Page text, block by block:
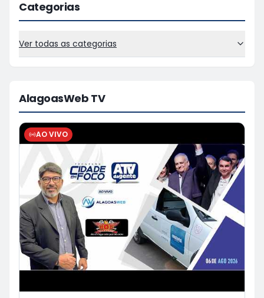
Categorias
Ver todas as categorias
AlagoasWeb TV
AO VIVO